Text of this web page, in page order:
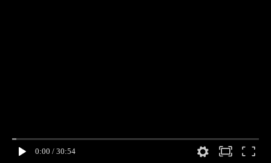
0:00 / 30:54